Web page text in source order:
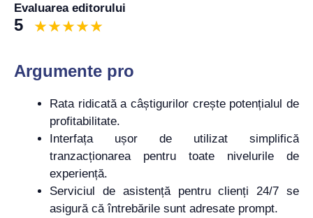
Evaluarea editorului
5
Argumente pro
Rata ridicată a câștigurilor crește potențialul de
profitabilitate.
Interfața ușor de utilizat simplifică
tranzacționarea pentru toate nivelurile de
experiență.
Serviciul de asistență pentru clienți 24/7 se
asigură că întrebările sunt adresate prompt.